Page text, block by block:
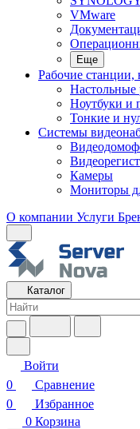
VMware
Еще
Рабочие станции,
Ноутбуки и
Тонкие и
Системы
Камеры
Мониторы
О компании Услуги
Каталог
Войти
0
Сравнение
0
Избранное
0 Корзина